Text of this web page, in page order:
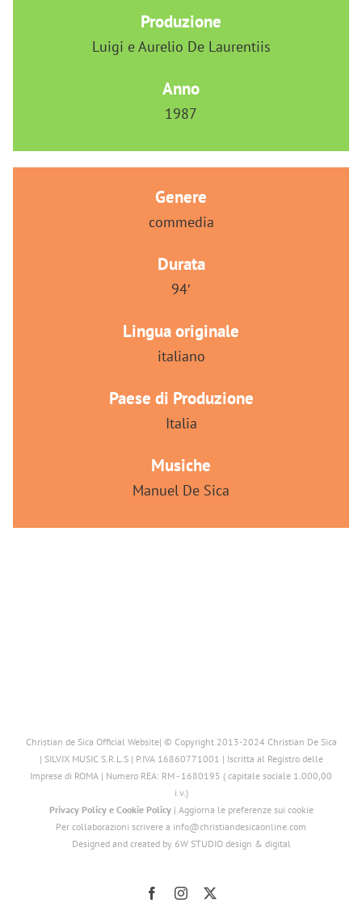
Produzione
Luigi e Aurelio De Laurentiis
Anno
1987
Genere
commedia
Durata
94′
Lingua originale
italiano
Paese di Produzione
Italia
Musiche
Manuel De Sica
Christian de Sica Official Website| © Copyright 2013-2024 Christian De Sica
| SILVIX MUSIC S.R.L.S | P.IVA 16860771001 | Iscritta al Registro delle
Imprese di ROMA | Numero REA: RM - 1680195 ( capitale sociale 1.000,00
i.v.)
Privacy Policye Cookie Policy| Aggiorna le preferenze sui cookie
Per collaborazioni scrivere a info@christiandesicaonline.com
Designed and created by 6W STUDIO design & digital
FacebookInstagram